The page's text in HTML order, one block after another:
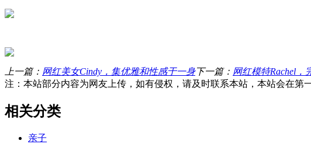
上一篇： 网红美女Cindy，集优雅和性感于一身下一篇： 网红模特Rachel，
注：本站部分内容为网友上传，如有侵权，请及时联系本站，本站会在第
相关分类
亲子